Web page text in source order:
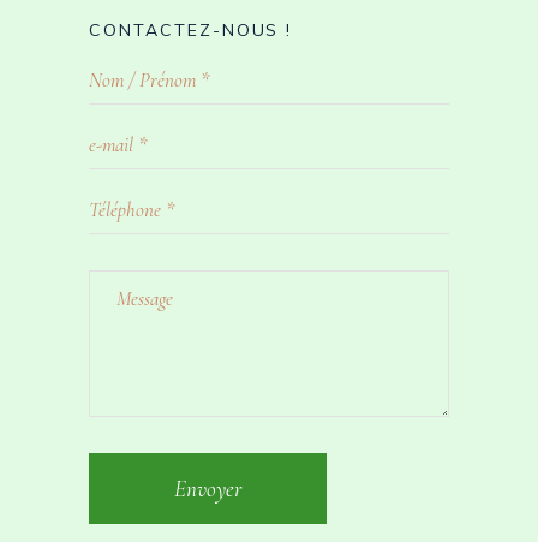
CONTACTEZ-NOUS !
Envoyer